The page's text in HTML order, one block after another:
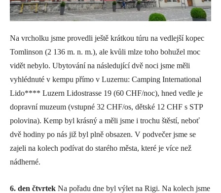
Na vrcholku jsme provedli ještě krátkou túru na vedlejší kopec
Tomlinson (2 136 m. n. m.), ale kvůli mlze toho bohužel moc
vidět nebylo. Ubytování na následující dvě noci jsme měli
vyhlédnuté v kempu přímo v Luzernu: Camping International
Lido**** Luzern Lidostrasse 19 (60 CHF/noc), hned vedle je
dopravní muzeum (vstupné 32 CHF/os, dětské 12 CHF s STP
polovina). Kemp byl krásný a měli jsme i trochu štěstí, neboť
dvě hodiny po nás již byl plně obsazen. V podvečer jsme se
zajeli na kolech podívat do starého města, které je více než
nádherné.
6. den čtvrtek Na pořadu dne byl výlet na Rigi. Na kolech jsme